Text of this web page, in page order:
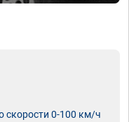
скорости 0-100 км/ч